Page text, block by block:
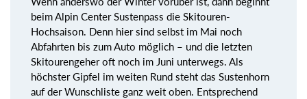
beim Alpin Center Sustenpass die Skitouren-
Hochsaison. Denn hier sind selbst im Mai noch
Abfahrten bis zum Auto möglich – und die letzten
Skitourengeher oft noch im Juni unterwegs. Als
höchster Gipfel im weiten Rund steht das Sustenhorn
auf der Wunschliste ganz weit oben. Entsprechend